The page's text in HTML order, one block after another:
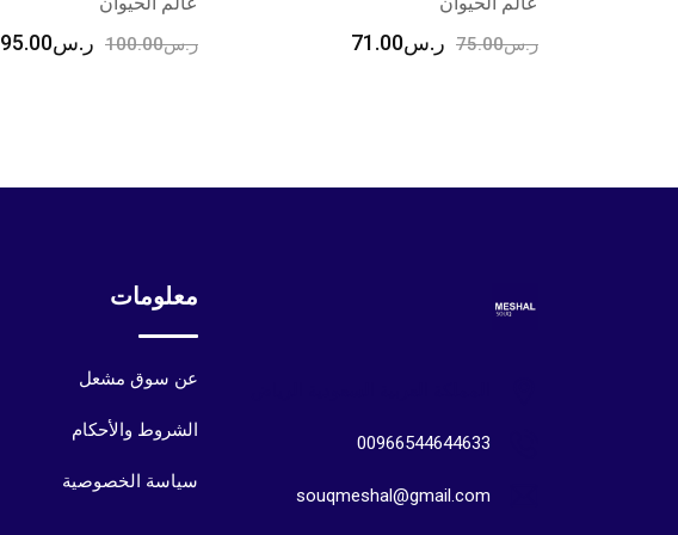
ر.س75.00 ر.س71.00 ر.س100.00 ر.س95.00
00966544644633
souqmeshal@gmail.com
معلومات
عن سوق مشعل
الشروط والأحكام
سياسة الخصوصية